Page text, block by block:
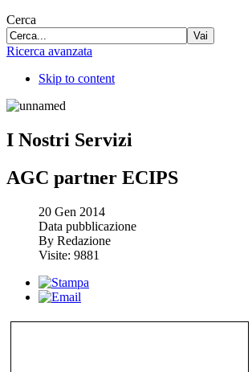
Cerca
Vai
Ricerca avanzata
Skip to content
I Nostri Servizi
AGC partner ECIPS
20 Gen 2014
Data pubblicazione
By Redazione
Visite: 9881